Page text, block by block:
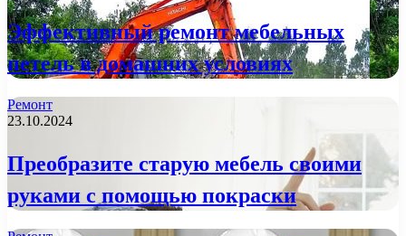
Эффективный ремонт мебельных
петель в домашних условиях
Ремонт
23.10.2024
Преобразите старую мебель своими
руками с помощью покраски